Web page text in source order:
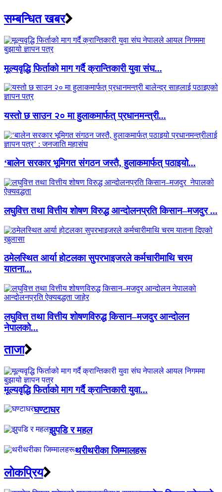
सम्बन्धित खबर
मूल्यवृद्धि फिर्ताको माग गर्दै क्रान्तिकारी युवा संघ...
यस्तो छ साउन २० मा हुलाकमार्फत् प्रधानमन्त्री...
‘बालेन सरकार भूमिगत संगठन जस्तै, हुलाकमार्फत् पठाइयो...
लघुवित्त तथा वित्तीय शोषण विरुद्ध आन्दोलनप्रति किसान–मजदुर ...
ठमेलस्थित आर्या होटलका सुपरभाइजरले कर्मचारीमाथि चरम
यातना...
लघुवित्त तथा वित्तीय शोषणविरुद्ध किसान–मजदुर आन्दोलन
नेपालको...
ताजा
मूल्यवृद्धि फिर्ताको माग गर्दै क्रान्तिकारी युवा...
घण्टाघर
झुपडि र महल
थरीथरीका जिम्मालहरू
लाेकप्रिय